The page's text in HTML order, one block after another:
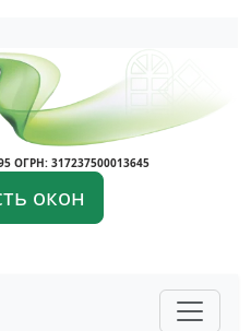
в Max
в Telegram
ОГРН: 317237500013645
окон